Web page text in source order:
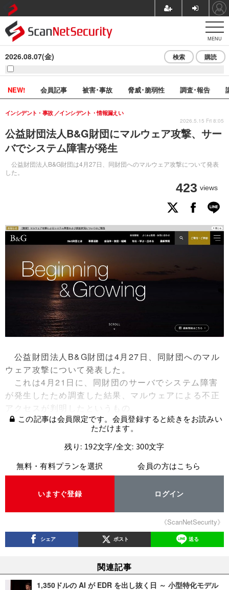
MENU
2026.08.07(金) 検索 購読
NEW! 会員記事 被害･事故 脅威･脆弱性 調査･報告
公益財団法人B&G財団にマルウェア攻撃、サー
バでシステム障害が発生
公益財団法人B&G財団は4月27日、同財団へのマルウェア攻撃について発表
した。
インシデント・事故 インシデント・情報漏えい
423 views
2026.5.15 Fri 8:05
公益財団法人B&G財団は4月27日、同財団へのマル
ウェア攻撃について発表した。
これは4月21日に、同財団のサーバでシステム障害
が発生したため調査した結果、マルウェアによる不正
アクセスが判明したというもの。
この記事は会員限定です。会員登録すると続きをお読みい
ただけます。
残り: 192文字/全文: 300文字
無料・有料プランを選択
いますぐ登録
会員の方はこちら
ログイン
《ScanNetSecurity》
シェア ポスト 送る
関連記事
1,350ドルの AI が EDR を出し抜く日 ～ 小型特化モデル